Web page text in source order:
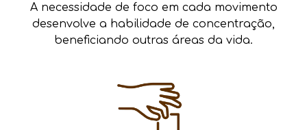
A necessidade de foco em cada movimento
desenvolve a habilidade de concentração,
beneficiando outras áreas da vida.